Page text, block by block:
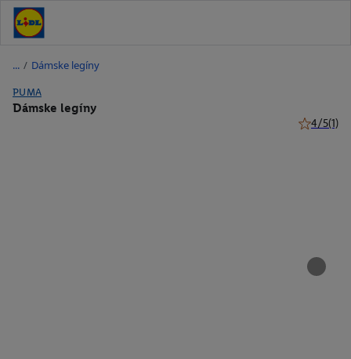
/ Dámske legíny
PUMA
Dámske legíny
4/5(1)